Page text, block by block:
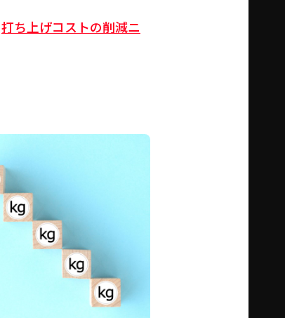
打ち上げコストの削減ニ